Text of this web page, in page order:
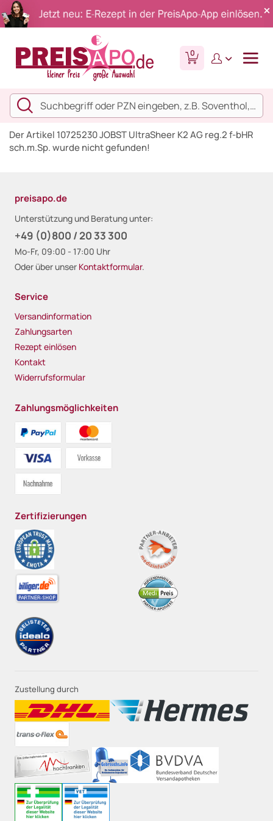
0
Der Artikel 10725230 JOBST UltraSheer K2 AG reg.2 f-bHR
sch.m.Sp. wurde nicht gefunden!
preisapo.de
Unterstützung und Beratung unter:
+49 (0)800 / 20 33 300
Mo-Fr, 09:00 - 17:00 Uhr
Oder über unser Kontaktformular.
Service
Versandinformation
Zahlungsarten
Rezept einlösen
Kontakt
Widerrufsformular
Zahlungsmöglichkeiten
Zertifizierungen
Zustellung durch